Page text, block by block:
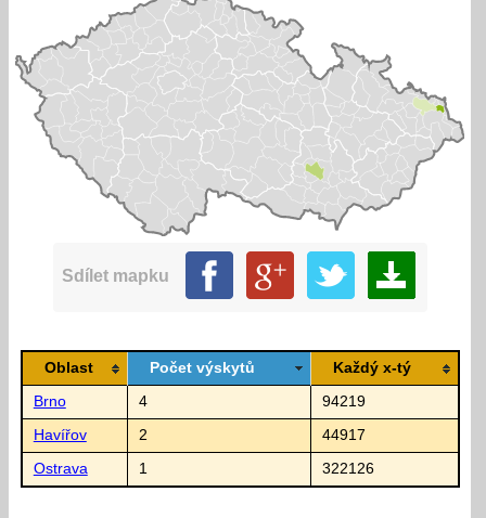
Sdílet mapku
Oblast Počet výskytů Každý x-tý
Brno 4 94219
Havířov 2 44917
Ostrava 1 322126